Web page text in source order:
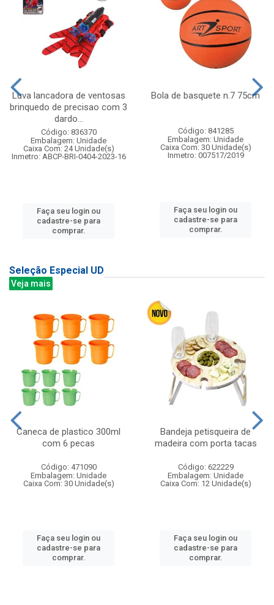
Luva lancadora de ventosas
brinquedo de precisao com 3
dardo...
Código: 836370
Embalagem: Unidade
Caixa Com: 24 Unidade(s)
Inmetro: ABCP-BRI-0404-2023-16
Faça seu login ou
cadastre-se para
comprar.
Bola de basquete n.7 75cm
Código: 841285
Embalagem: Unidade
Caixa Com: 30 Unidade(s)
Inmetro: 007517/2019
Faça seu login ou
cadastre-se para
comprar.
Seleção Especial UD
Veja mais
Caneca de plastico 300ml
com 6 pecas
Código: 471090
Embalagem: Unidade
Caixa Com: 30 Unidade(s)
Faça seu login ou
cadastre-se para
comprar.
Bandeja petisqueira de
madeira com porta tacas
Código: 622229
Embalagem: Unidade
Caixa Com: 12 Unidade(s)
Faça seu login ou
cadastre-se para
comprar.